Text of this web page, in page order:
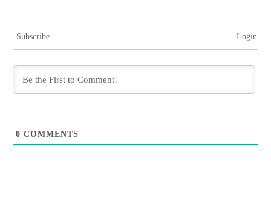
Subscribe Login
0 COMMENTS